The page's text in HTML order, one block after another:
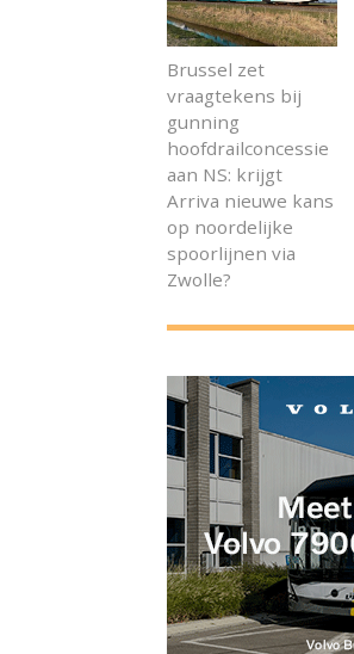
Brussel zet
vraagtekens bij
gunning
hoofdrailconcessie
aan NS: krijgt
Arriva nieuwe kans
op noordelijke
spoorlijnen via
Zwolle?